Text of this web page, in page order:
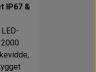
IP67 &